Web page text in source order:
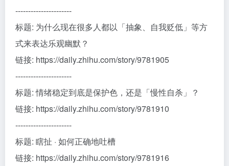
----------------------
标题: 为什么现在很多人都以「抽象、自我贬低」等方
式来表达乐观幽默？
链接: https://daily.zhihu.com/story/9781905
----------------------
标题: 情绪稳定到底是保护色，还是「慢性自杀」？
链接: https://daily.zhihu.com/story/9781910
----------------------
标题: 瞎扯 · 如何正确地吐槽
链接: https://daily.zhihu.com/story/9781916